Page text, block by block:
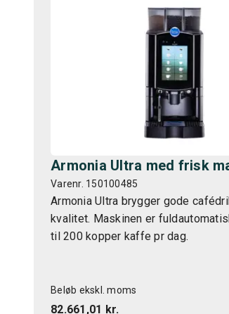
Armonia Ultra med frisk
Varenr. 150100485
Armonia Ultra brygger gode
kvalitet. Maskinen er
til 200 kopper kaffe pr dag.
Beløb ekskl. moms
82.661,01 kr.